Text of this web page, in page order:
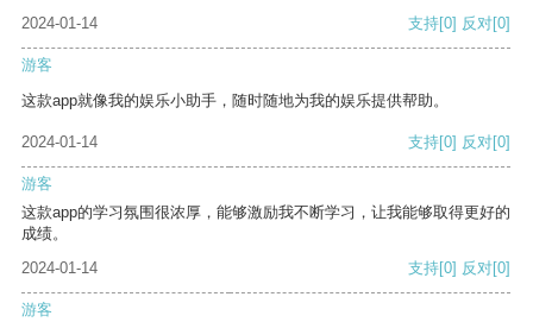
2024-01-14
支持[0] 反对[0]
游客
这款app就像我的娱乐小助手，随时随地为我的娱乐提供帮助。
2024-01-14 支持[0] 反对[0]
游客
这款app的学习氛围很浓厚，能够激励我不断学习，让我能够取得更好的
成绩。
2024-01-14
支持[0] 反对[0]
游客